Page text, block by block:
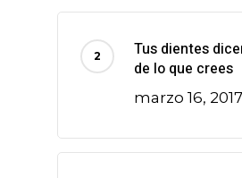
Tus dientes
de lo que crees
marzo 16, 2017